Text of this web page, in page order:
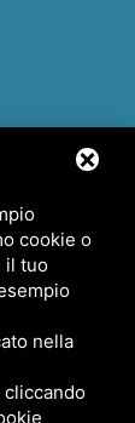
cookie o
il tuo
nella
cliccando